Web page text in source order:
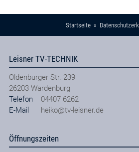
Startseite
Leisner TV-TECHNIK
Oldenburger Str. 239
26203 Wardenburg
Telefon
04407 6262
E-Mail
heiko@tv-leisner.de
Öffnungszeiten